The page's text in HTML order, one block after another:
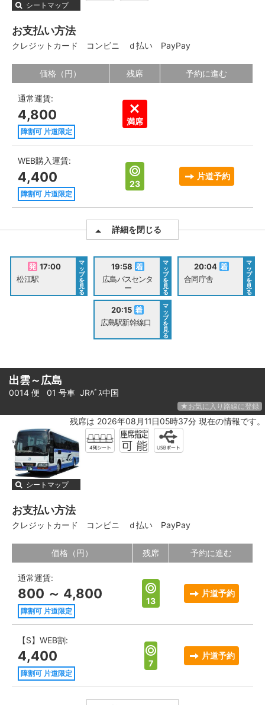
シートマップ
お支払い方法
クレジットカード コンビニ ｄ払い PayPay
価格（円） 残席 予約に進む
通常運賃:
4,800
障割可 片道限定
満席
WEB購入運賃:
4,400
障割可 片道限定
23
片道予約
詳細を閉じる
17:00
松江駅
マ
ッ
プ
を
見
る
19:58
広島バスセンタ
ー
マ
ッ
プ
を
見
る
20:04
合同庁舎
マ
ッ
プ
を
見
る
20:15
広島駅新幹線口
マ
ッ
プ
を
見
る
出雲～広島
0014 便 01 号車 JRﾊﾞｽ中国
★お気に入り路線に登録
残席は 2026年08月11日05時37分 現在の情報です。
シートマップ
お支払い方法
クレジットカード コンビニ ｄ払い PayPay
価格（円） 残席 予約に進む
通常運賃:
800 ～ 4,800
障割可 片道限定
13
片道予約
【S】WEB割:
4,400
障割可 片道限定
7
片道予約